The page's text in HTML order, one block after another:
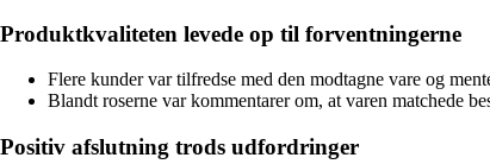
Produktkvaliteten levede op til forventningerne
Flere kunder var tilfredse med den modtagne vare og
Blandt roserne var kommentarer om, at varen matchede
Positiv afslutning trods udfordringer